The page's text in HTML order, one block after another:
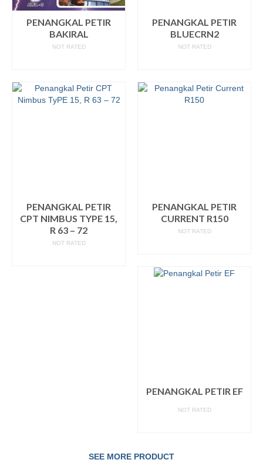
PENANGKAL PETIR
BAKIRAL
NOT RATED
PENANGKAL PETIR
BLUECRN2
NOT RATED
PENANGKAL PETIR
CPT NIMBUS TYPE 15,
R 63 – 72
NOT RATED
PENANGKAL PETIR
CURRENT R150
NOT RATED
PENANGKAL PETIR EF
NOT RATED
SEE MORE PRODUCT